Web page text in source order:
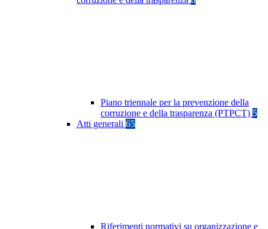
Piano triennale per la prevenzione della
corruzione e della trasparenza (PTPCT) 5
Atti generali 65
Riferimenti normativi su organizzazione e